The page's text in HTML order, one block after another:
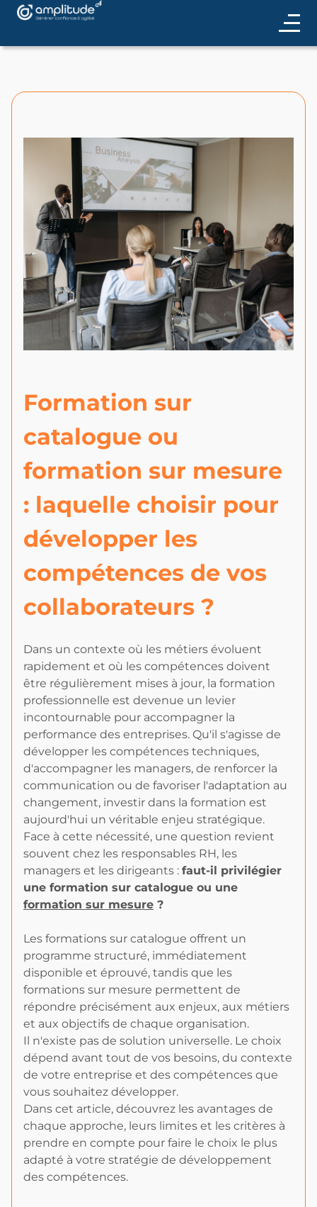
Formation sur
catalogue ou
formation sur mesure
: laquelle choisir pour
développer les
compétences de vos
collaborateurs ?
Dans un contexte où les métiers évoluent
rapidement et où les compétences doivent
être régulièrement mises à jour, la formation
professionnelle est devenue un levier
incontournable pour accompagner la
performance des entreprises. Qu'il s'agisse de
développer les compétences techniques,
d'accompagner les managers, de renforcer la
communication ou de favoriser l'adaptation au
changement, investir dans la formation est
aujourd'hui un véritable enjeu stratégique.
Face à cette nécessité, une question revient
souvent chez les responsables RH, les
managers et les dirigeants : faut-il privilégier
une formation sur catalogue ou une
formation sur mesure ?
Les formations sur catalogue offrent un
programme structuré, immédiatement
disponible et éprouvé, tandis que les
formations sur mesure permettent de
répondre précisément aux enjeux, aux métiers
et aux objectifs de chaque organisation.
Il n'existe pas de solution universelle. Le choix
dépend avant tout de vos besoins, du contexte
de votre entreprise et des compétences que
vous souhaitez développer.
Dans cet article, découvrez les avantages de
chaque approche, leurs limites et les critères à
prendre en compte pour faire le choix le plus
adapté à votre stratégie de développement
des compétences.